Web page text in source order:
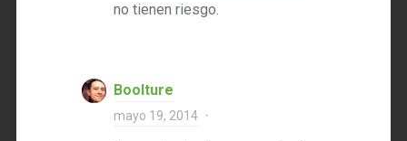
no tienen riesgo.
Boolture
mayo 19, 2014 ·